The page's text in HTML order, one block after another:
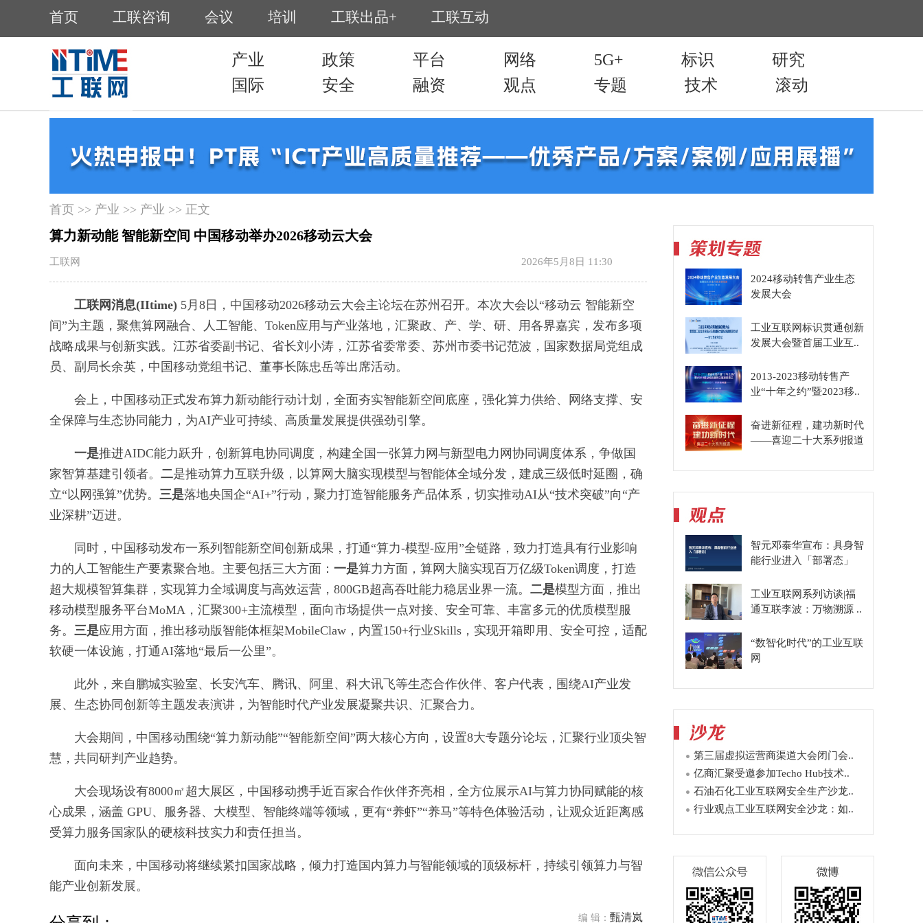
首页 >> 产业 >> 产业 >> 正文
算力新动能 智能新空间 中国移动举办2026移动云大会
工联网 2026年5月8日 11:30
工联网消息(IItime) 5月8日，中国移动2026移动云大会主论坛在苏州召开。本次大会以“移动云 智能新空
间”为主题，聚焦算网融合、人工智能、Token应用与产业落地，汇聚政、产、学、研、用各界嘉宾，发布多项
战略成果与创新实践。江苏省委副书记、省长刘小涛，江苏省委常委、苏州市委书记范波，国家数据局党组成
员、副局长余英，中国移动党组书记、董事长陈忠岳等出席活动。
会上，中国移动正式发布算力新动能行动计划，全面夯实智能新空间底座，强化算力供给、网络支撑、安
全保障与生态协同能力，为AI产业可持续、高质量发展提供强劲引擎。
一是推进AIDC能力跃升，创新算电协同调度，构建全国一张算力网与新型电力网协同调度体系，争做国
家智算基建引领者。 二是推动算力互联升级，以算网大脑实现模型与智能体全域分发，建成三级低时延圈，确
立“以网强算”优势。 三是落地央国企“AI+”行动，聚力打造智能服务产品体系，切实推动AI从“技术突破”向“产
业深耕”迈进。
同时，中国移动发布一系列智能新空间创新成果，打通“算力-模型-应用”全链路，致力打造具有行业影响
力的人工智能生产要素聚合地。主要包括三大方面： 一是算力方面，算网大脑实现百万亿级Token调度，打造
超大规模智算集群，实现算力全域调度与高效运营，800GB超高吞吐能力稳居业界一流。 二是模型方面，推出
移动模型服务平台MoMA，汇聚300+主流模型，面向市场提供一点对接、安全可靠、丰富多元的优质模型服
务。 三是应用方面，推出移动版智能体框架MobileClaw，内置150+行业Skills，实现开箱即用、安全可控，适配
软硬一体设施，打通AI落地“最后一公里”。
此外，来自鹏城实验室、长安汽车、腾讯、阿里、科大讯飞等生态合作伙伴、客户代表，围绕AI产业发
展、生态协同创新等主题发表演讲，为智能时代产业发展凝聚共识、汇聚合力。
大会期间，中国移动围绕“算力新动能”“智能新空间”两大核心方向，设置8大专题分论坛，汇聚行业顶尖智
慧，共同研判产业趋势。
大会现场设有8000㎡超大展区，中国移动携手近百家合作伙伴齐亮相，全方位展示AI与算力协同赋能的核
心成果，涵盖 GPU、服务器、大模型、智能终端等领域，更有“养虾”“养马”等特色体验活动，让观众近距离感
受算力服务国家队的硬核科技实力和责任担当。
面向未来，中国移动将继续紧扣国家战略，倾力打造国内算力与智能领域的顶级标杆，持续引领算力与智
能产业创新发展。
编 辑： 甄清岚
2024移动转售产业生态
发展大会
工业互联网标识贯通创新
发展大会暨首届工业互..
2013-2023移动转售产
业“十年之约”暨2023移..
奋进新征程，建功新时代
——喜迎二十大系列报道
智元邓泰华宣布：具身智
能行业进入「部署态」
工业互联网系列访谈|福
通互联李波：万物溯源 ..
“数智化时代”的工业互联
网
第三届虚拟运营商渠道大会闭门会..
亿商汇聚受邀参加Techo Hub技术..
石油石化工业互联网安全生产沙龙..
行业观点工业互联网安全沙龙：如..